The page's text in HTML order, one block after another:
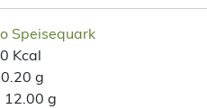
Speisequark
Kcal
0.20 g
12.00 g